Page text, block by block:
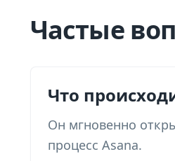
Частые
Что
Он мгновенно
процесс Asana.